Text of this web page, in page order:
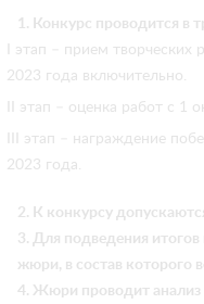
1. Конкурс проводится в
I этап – прием творческих
2023 года включительно.
II этап – оценка работ с 1
III этап – награждение
2023 года.
2. К конкурсу
3. Для подведения
жюри, в состав которого
4. Жюри проводит анализ